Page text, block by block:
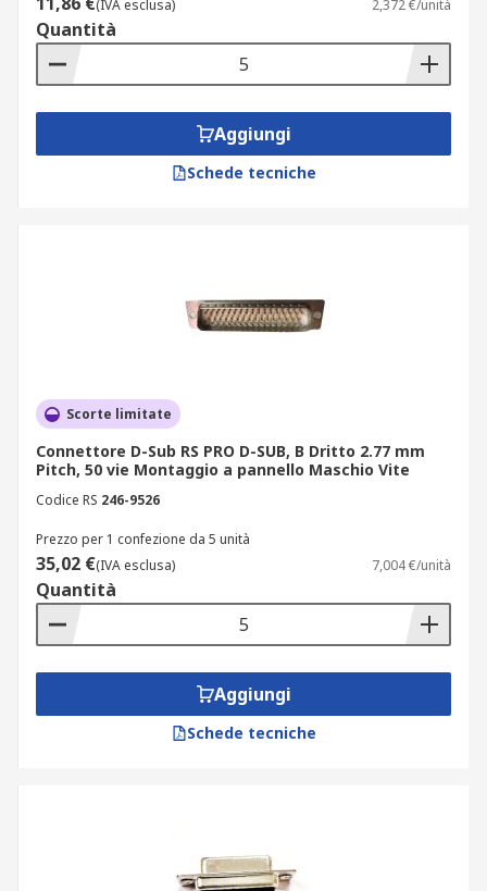
(IVA esclusa) 2,372 €/unità
Quantità
Aggiungi
Schede tecniche
Scorte limitate
Connettore D-Sub RS PRO D-SUB, B Dritto 2.77 mm
Pitch, 50 vie Montaggio a pannello Maschio Vite
Codice RS 246-9526
Prezzo per 1 confezione da 5 unità
35,02 €(IVA esclusa) 7,004 €/unità
Quantità
Aggiungi
Schede tecniche